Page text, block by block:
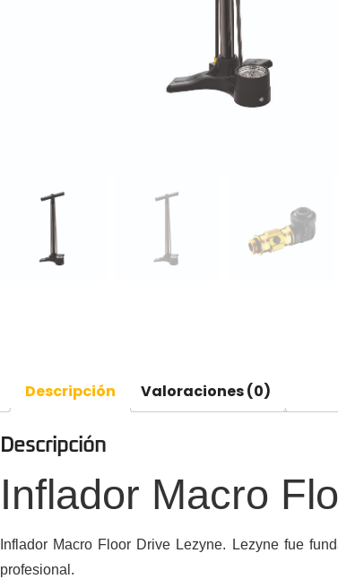
Descripción Valoraciones (0)
Descripción
Inflador Macro
Inflador Macro Floor Drive Lezyne.
Lezyne fue
profesional.